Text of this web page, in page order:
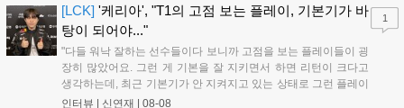
상 'Grand Theft Auto VI: An Extended Look'을 최초 공개할 계획
이다....
[LCK] '케리아', "T1의 고점 보는 플레이, 기본기가 바
탕이 되어야..."
"다들 워낙 잘하는 선수들이다 보니까 고점을 보는 플레이들이 굉
장히 많았어요. 그런 게 기본을 잘 지키면서 하면 리턴이 크다고
생각하는데, 최근 기본기가 안 지켜지고 있는 상태로 그런 플레이
를 추구하다 보니까 팀적으로 안 좋은 사고가 계속 많이 났던 것
인터뷰 | 신연재 | 08-08
1